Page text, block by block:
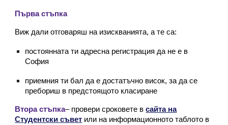
Първа стъпка
Виж дали отговаряш на изискванията, a те са:
постоянната ти адресна регистрация да не е в
София
приемния ти бал да е достатъчно висок, за да се
пребориш в предстоящото класиране
Втора стъпка– провери сроковете в сайта на
Студентски съвет или на информационното таблото в